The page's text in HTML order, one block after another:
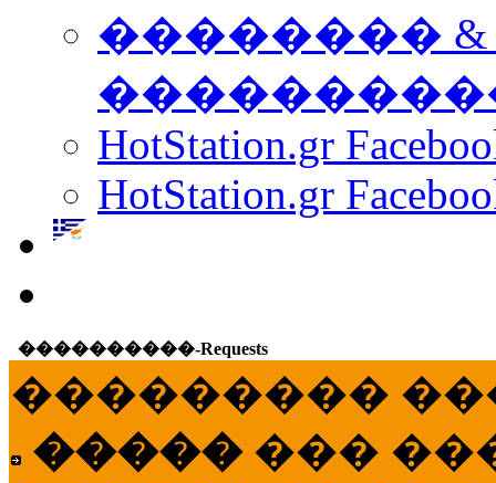
��������
HotStation.gr
HotStation.gr
����������-Requests
���������
����� ���